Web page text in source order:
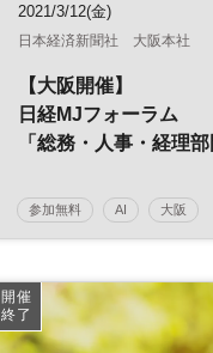
2021/3/12(金)
日本経済新聞社 大阪本社
【大阪開催】
日経MJフォーラム
「総務・人事・経理
～ポストコロナ時代の
参加無料 AI 大阪
デジタルトランスフォーメー
働き方改革 経営戦略
開催
終了